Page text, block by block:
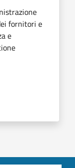
fornitori e
e